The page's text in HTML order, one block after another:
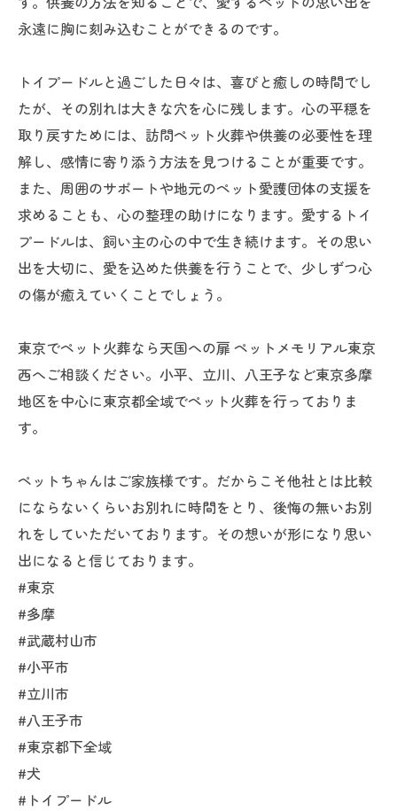
永遠に胸に刻み込むことができるのです。
トイプードルと過ごした日々は、喜びと癒しの時間でし
たが、その別れは大きな穴を心に残します。心の平穏を
取り戻すためには、訪問ペット火葬や供養の必要性を理
解し、感情に寄り添う方法を見つけることが重要です。
また、周囲のサポートや地元のペット愛護団体の支援を
求めることも、心の整理の助けになります。愛するトイ
プードルは、飼い主の心の中で生き続けます。その思い
出を大切に、愛を込めた供養を行うことで、少しずつ心
の傷が癒えていくことでしょう。
東京でペット火葬なら天国への扉 ペットメモリアル東京
西へご相談ください。小平、立川、八王子など東京多摩
地区を中心に東京都全域でペット火葬を行っておりま
す。
ペットちゃんはご家族様です。だからこそ他社とは比較
にならないくらいお別れに時間をとり、後悔の無いお別
れをしていただいております。その想いが形になり思い
出になると信じております。
#東京
#多摩
#武蔵村山市
#小平市
#立川市
#八王子市
#東京都下全域
#犬
#トイプードル